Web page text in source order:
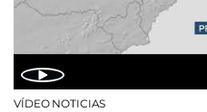
VÍDEO NOTICIAS